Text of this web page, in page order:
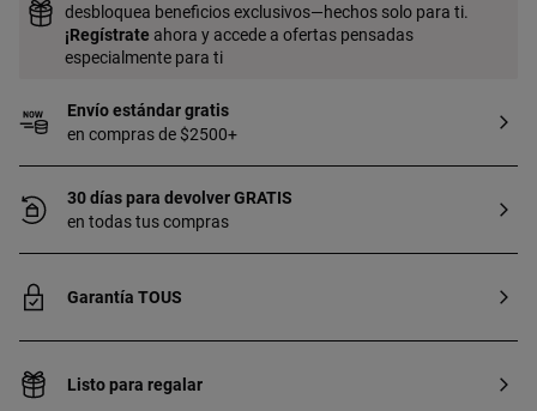
desbloquea beneficios exclusivos—hechos solo para ti.
¡Regístrate ahora y accede a ofertas pensadas
especialmente para ti
Envío estándar gratis
en compras de $2500+
30 días para devolver GRATIS
en todas tus compras
Garantía TOUS
Listo para regalar